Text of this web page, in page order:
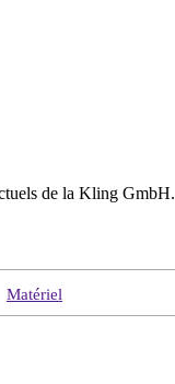
de la Kling GmbH.
Matériel